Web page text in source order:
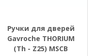
Ручки для дверей
Gavroche THORIUM
(Th - Z25) MSCB